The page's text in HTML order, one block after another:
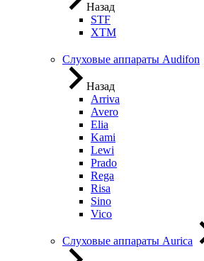
Назад
STF
XTM
Слуховые аппараты Audifon
Назад
Arriva
Avero
Elia
Kami
Lewi
Prado
Rega
Risa
Sino
Vico
Слуховые аппараты Aurica